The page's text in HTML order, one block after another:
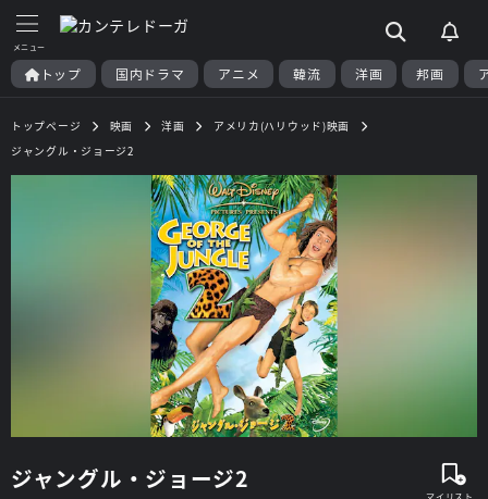
トップ 国内ドラマ アニメ 韓流 洋画 邦画
トップページ 映画 洋画
アメリカ(ハリウッド)映画
ジャングル・ジョージ2
ジャングル・ジョージ2